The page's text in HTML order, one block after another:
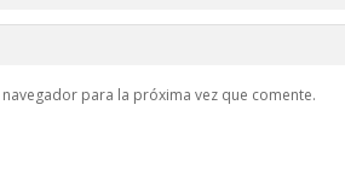
para la próxima vez que comente.